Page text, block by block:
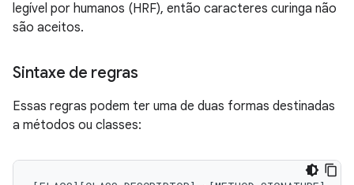
legível por humanos (HRF), então caracteres curinga não
são aceitos.
Sintaxe de regras
Essas regras podem ter uma de duas formas destinadas
a métodos ou classes: